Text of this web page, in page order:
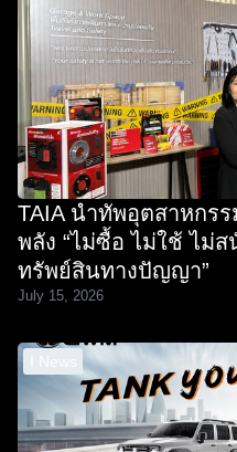
TAIA นำทัพอุตสาหกร
พลัง “ไม่ซื้อ ไม่ใช้ ไม่
ทรัพย์สินทางปัญญา”
July 15, 2026
I News